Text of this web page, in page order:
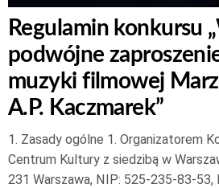
Regulamin konkursu
podwójne
muzyki filmowej
A.P. Kaczmarek”
1. Zasady ogólne 1. Organizatorem
Centrum Kultury z siedzibą w
231 Warszawa, NIP: 525-235-83-53,